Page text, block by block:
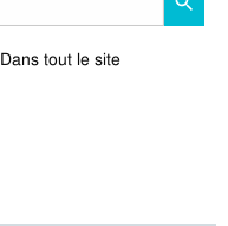
Dans tout le site